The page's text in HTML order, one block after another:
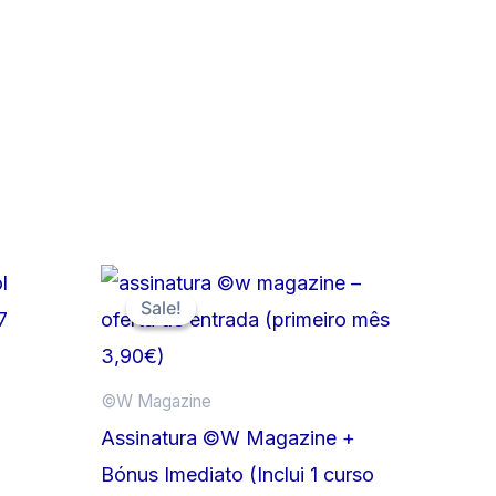
Sale!
Sale!
©️W Magazine
Assinatura ©W Magazine +
Bónus Imediato (Inclui 1 curso